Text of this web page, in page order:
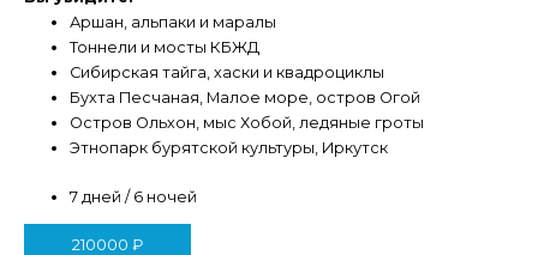
Аршан, альпаки и маралы
Тоннели и мосты КБЖД
Сибирская тайга, хаски и квадроциклы
Бухта Песчаная, Малое море, остров Огой
Остров Ольхон, мыс Хобой, ледяные гроты
Этнопарк бурятской культуры, Иркутск
7 дней / 6 ночей
210000 ₽